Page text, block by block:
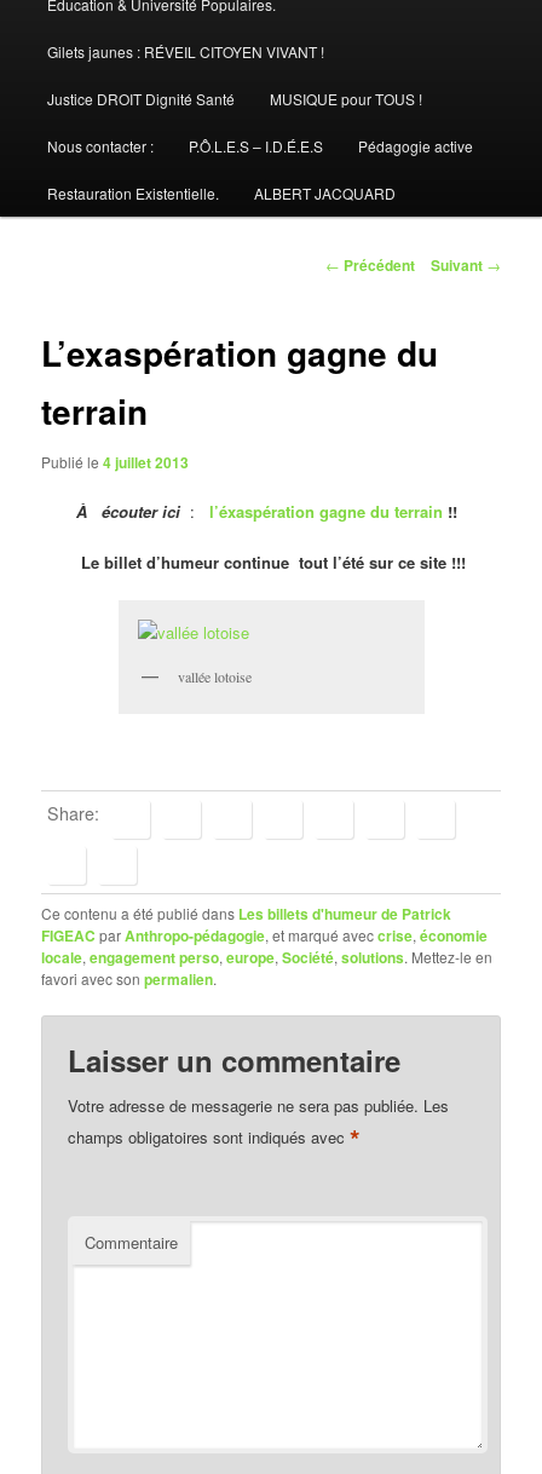
Gilets jaunes : RÉVEIL CITOYEN VIVANT !
Justice DROIT Dignité Santé MUSIQUE pour TOUS !
Nous contacter : P.Ô.L.E.S – I.D.É.E.S Pédagogie active
Restauration Existentielle. ALBERT JACQUARD
Navigation
← Précédent Suivant →
L’exaspération gagne du
terrain
Publié le4 juillet 2013
À écouter ici : l’éxaspération gagne du terrain !!
Le billet d’humeur continue tout l’été sur ce site !!!
vallée lotoise
Share:
Ce contenu a été publié dans Les billets d'humeur de Patrick
FIGEAC parAnthropo-pédagogie, et marqué aveccrise,économie
locale,engagement perso,europe,Société,solutions. Mettez-le en
favori avec sonpermalien.
Laisser un commentaire
Votre adresse de messagerie ne sera pas publiée. Les
champs obligatoires sont indiqués avec*
Commentaire